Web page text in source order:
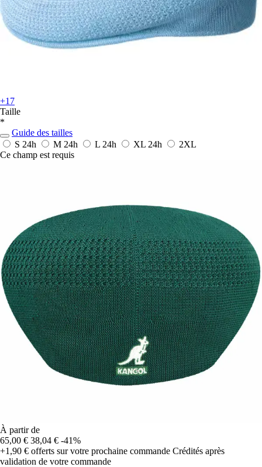
+17
Taille
*
Guide des tailles
S 24h M 24h L 24h XL 24h
2XL
Ce champ est requis
À partir de
65,00 € 38,04 € -41%
+1,90 € offerts sur votre prochaine commande Crédités après
validation de votre commande